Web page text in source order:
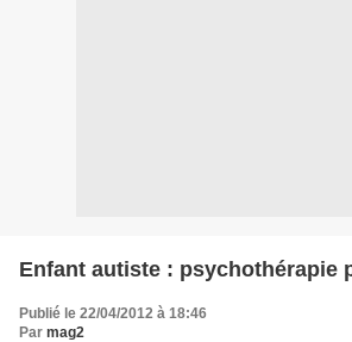
Enfant autiste : psychothérapie
Publié le 22/04/2012 à 18:46
Par mag2